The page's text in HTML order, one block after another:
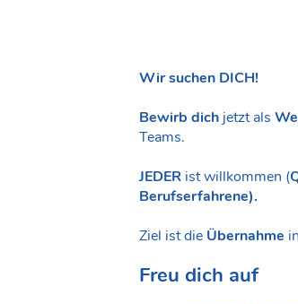
Wir suchen DICH!
Bewirb dich jetzt als
Teams.
JEDER ist willkommen (
Berufserfahrene).
Ziel ist die Übernahme
Freu dich auf